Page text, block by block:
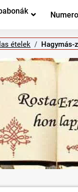
ételek Hagymás-